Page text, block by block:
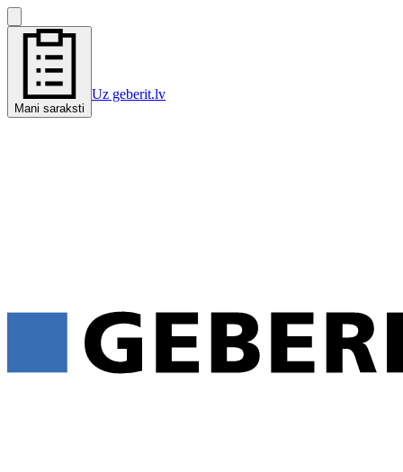
Mani saraksti
Uz geberit.lv